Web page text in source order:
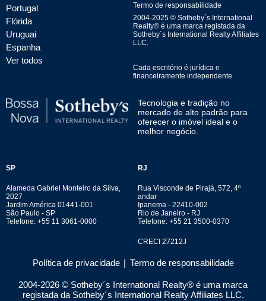
Portugal
Flórida
Uruguai
Espanha
Ver todos
Termo de responsabilidade
2004-2025 © Sotheby´s International
Realty® é uma marca registada da
Sotheby´s International Realty Affiliates
LLC.
Cada escritório é jurídica e
financeiramente independente.
Tecnologia e tradição no
mercado de alto padrão para
oferecer o imóvel ideal e o
melhor negócio.
SP
Alameda Gabriel Monteiro da Silva,
2027
Jardim América 01441-001
São Paulo - SP
Telefone: +55 11 3061-0000
RJ
Rua Visconde de Pirajá, 572, 4º
andar
Ipanema - 22410-002
Rio de Janeiro - RJ
Telefone: +55 21 3500-0370
CRECI 27212J
Política de privacidade | Termo de responsabilidade
2004-2026 © Sotheby´s International Realty® é uma marca
registada da Sotheby´s International Realty Affiliates LLC.